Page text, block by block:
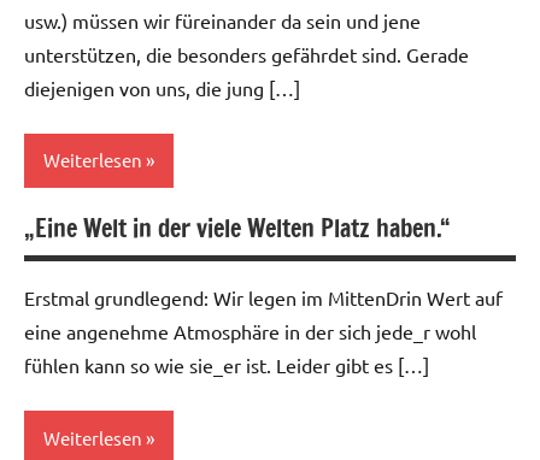
usw.) müssen wir füreinander da sein und jene
unterstützen, die besonders gefährdet sind. Gerade
diejenigen von uns, die jung […]
Weiterlesen
Aktuelles
„Eine Welt in der viele Welten Platz haben.“
Erstmal grundlegend: Wir legen im MittenDrin Wert auf
eine angenehme Atmosphäre in der sich jede_r wohl
fühlen kann so wie sie_er ist. Leider gibt es […]
Weiterlesen